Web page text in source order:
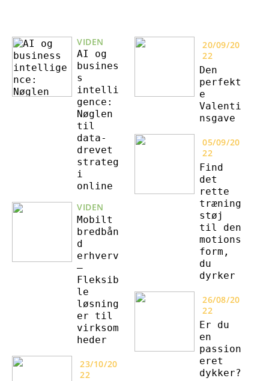
VIDEN
AI og
busines
s
intelli
gence:
Nøglen
til
data-
drevet
strateg
i
online
VIDEN
Mobilt
bredbån
d
erhverv
–
Fleksib
le
løsning
er til
virksom
heder
23/10/20
22
20/09/20
22
Den
perfekt
e
Valenti
nsgave
05/09/20
22
Find
det
rette
træning
støj
til den
motions
form,
du
dyrker
26/08/20
22
Er du
en
passion
eret
dykker?